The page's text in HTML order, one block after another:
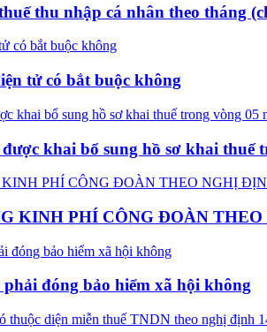
thu nhập cá nhân theo tháng
tử có bắt buộc không
khai bổ sung hồ sơ khai thuế
KINH PHÍ CÔNG ĐOÀN THEO
đóng bảo hiểm xã hội không